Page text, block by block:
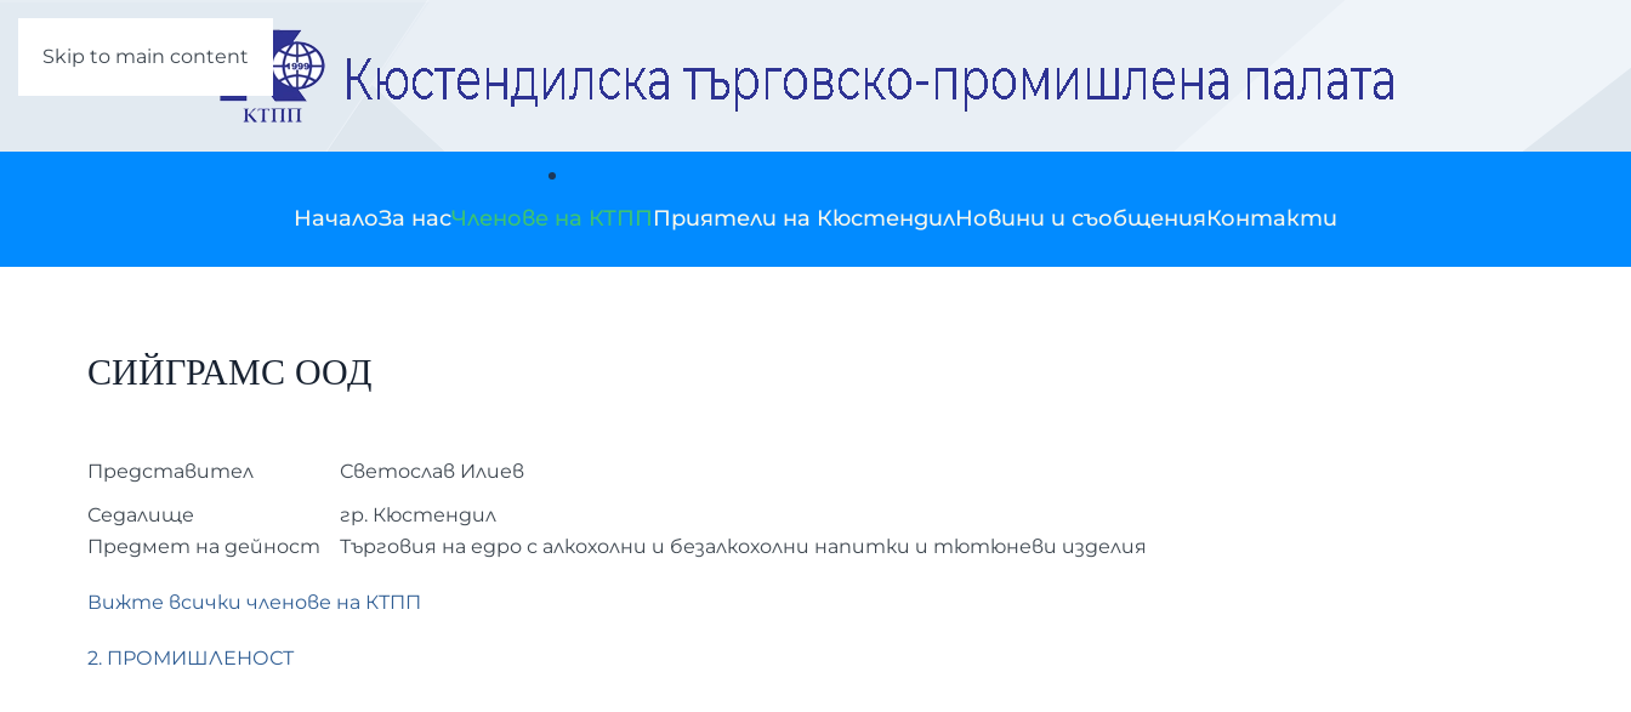
Skip to main content
НачалоЗа насЧленове на КТПППриятели на КюстендилНовини и съобщенияКонтакти
СИЙГРАМС ООД
Представител
Светослав Илиев
Седалище
гр. Кюстендил
Предмет на дейност
Търговия на едро с алкохолни и безалкохолни напитки и тютюневи изделия
Вижте всички членове на КТПП
2. ПРОМИШЛЕНОСТ